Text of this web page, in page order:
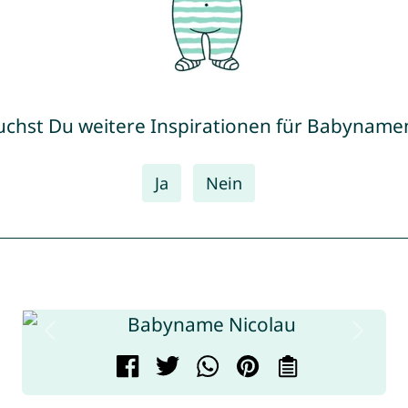
Du weitere Inspirationen für
Ja Nein